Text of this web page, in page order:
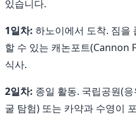
있습니다.
1일차: 하노이에서 도착. 짐을
할 수 있는 캐논포트(Cannon
식사.
2일차: 종일 활동. 국립공원(
굴 탐험) 또는 카약과 수영이